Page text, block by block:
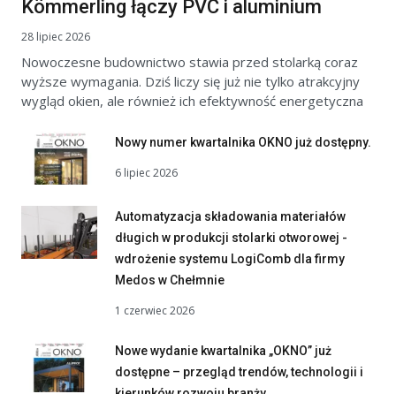
Kömmerling łączy PVC i aluminium
28 lipiec 2026
Nowoczesne budownictwo stawia przed stolarką coraz
wyższe wymagania. Dziś liczy się już nie tylko atrakcyjny
wygląd okien, ale również ich efektywność energetyczna
Nowy numer kwartalnika OKNO już dostępny.
6 lipiec 2026
Automatyzacja składowania materiałów
długich w produkcji stolarki otworowej -
wdrożenie systemu LogiComb dla firmy
Medos w Chełmnie
1 czerwiec 2026
Nowe wydanie kwartalnika „OKNO” już
dostępne – przegląd trendów, technologii i